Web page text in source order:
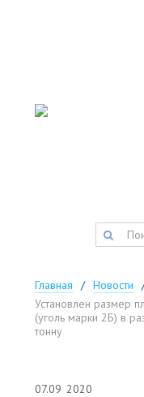
Главная
Новости
Установлен размер
(уголь марки 2Б) в
тонну
07.09 2020